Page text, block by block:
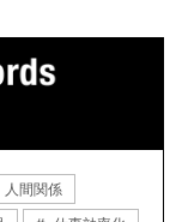
人間関係